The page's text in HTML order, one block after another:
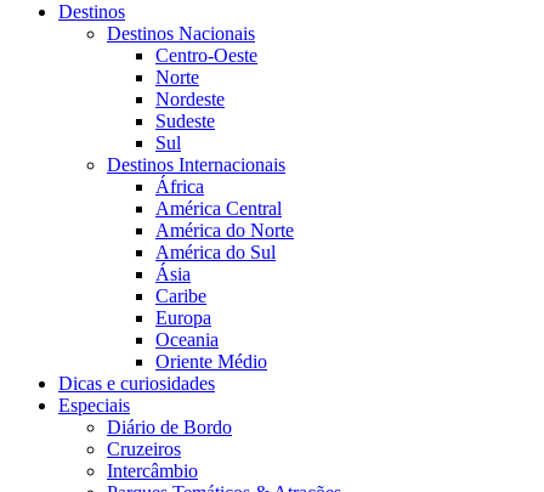
Destinos
Destinos Nacionais
Centro-Oeste
Norte
Nordeste
Sudeste
Sul
Destinos Internacionais
África
América Central
América do Norte
América do Sul
Ásia
Caribe
Europa
Oceania
Oriente Médio
Dicas e curiosidades
Especiais
Diário de Bordo
Cruzeiros
Intercâmbio